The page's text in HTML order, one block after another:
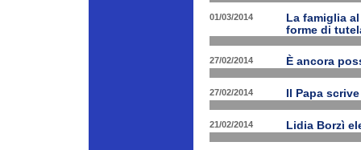
01/03/2014
La famiglia
forme di
27/02/2014 È ancora
27/02/2014 Il Papa
21/02/2014 Lidia Borzì